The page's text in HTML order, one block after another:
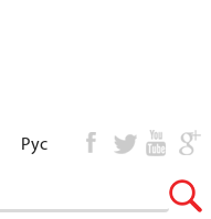
Рус